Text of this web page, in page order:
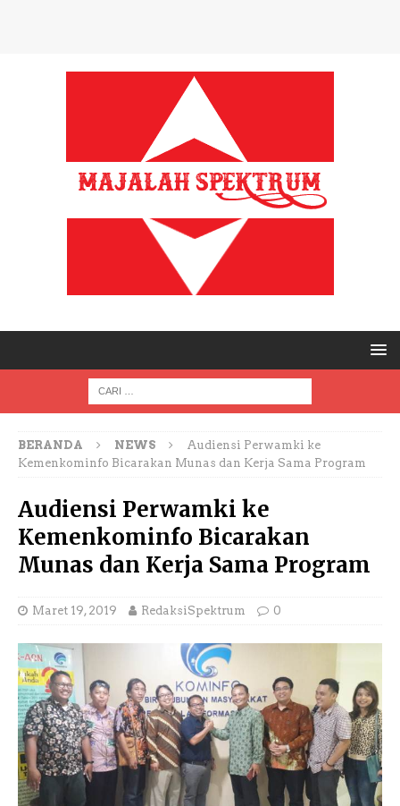
BERANDA NEWS
Audiensi Perwamki ke
Kemenkominfo Bicarakan Munas dan Kerja Sama Program
Audiensi Perwamki ke
Kemenkominfo Bicarakan
Munas dan Kerja Sama Program
Maret 19, 2019 RedaksiSpektrum 0